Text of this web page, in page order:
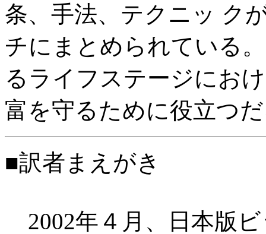
条、手法、テクニッ ク
チにまとめられている
るライフステージにお
富を守るために役立つ
■訳者まえがき
2002年４月、日本版